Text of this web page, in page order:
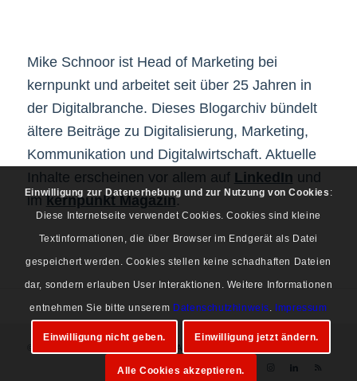
Mike Schnoor ist Head of Marketing bei
kernpunkt und arbeitet seit über 25 Jahren in
der Digitalbranche. Dieses Blogarchiv bündelt
ältere Beiträge zu Digitalisierung, Marketing,
Kommunikation und Digitalwirtschaft. Aktuelle
Inhalte erscheinen vor allem auf LinkedIn und
imkernpunkt Magazin.
© Copyright 1997-2026 Mike Schnoor. Alle Rechte vorbehalten.
Einwilligung zur Datenerhebung und zur Nutzung von Cookies :
Diese Internetseite verwendet Cookies. Cookies sind kleine
Textinformationen, die über Browser im Endgerät als Datei
gespeichert werden. Cookies stellen keine schadhaften Dateien
dar, sondern erlauben User Interaktionen. Weitere Informationen
entnehmen Sie bitte unserem Datenschutzhinweis. Impressum
Einwilligung nicht geben. Einwilligung jetzt ändern.
Alle Cookies akzeptieren.